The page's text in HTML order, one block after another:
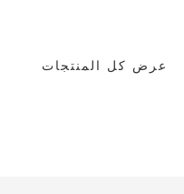
عرض كل المنتجات